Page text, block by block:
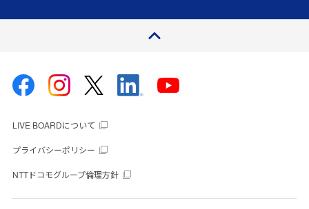
LIVE BOARDについて
プライバシーポリシー
NTTドコモグループ倫理方針